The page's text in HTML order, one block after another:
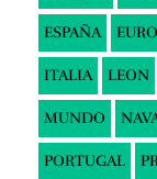
ESPAÑA
ITALIA LEON
MUNDO
PORTUGAL